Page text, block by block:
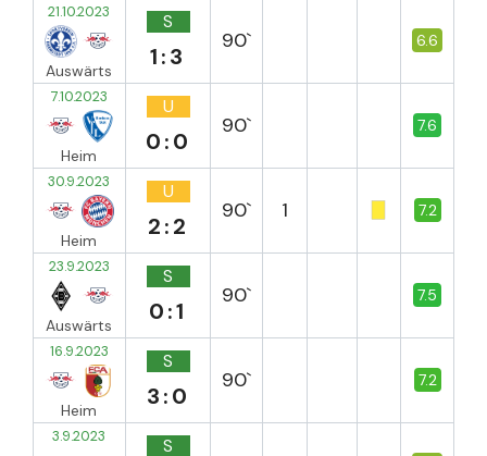
21.10.2023
Auswärts
S
1:3
90` 6.6
7.10.2023
Heim
U
0:0
90` 7.6
30.9.2023
Heim
U
2:2
90` 1 7.2
23.9.2023
Auswärts
S
0:1
90` 7.5
16.9.2023
Heim
S
3:0
90` 7.2
3.9.2023 S